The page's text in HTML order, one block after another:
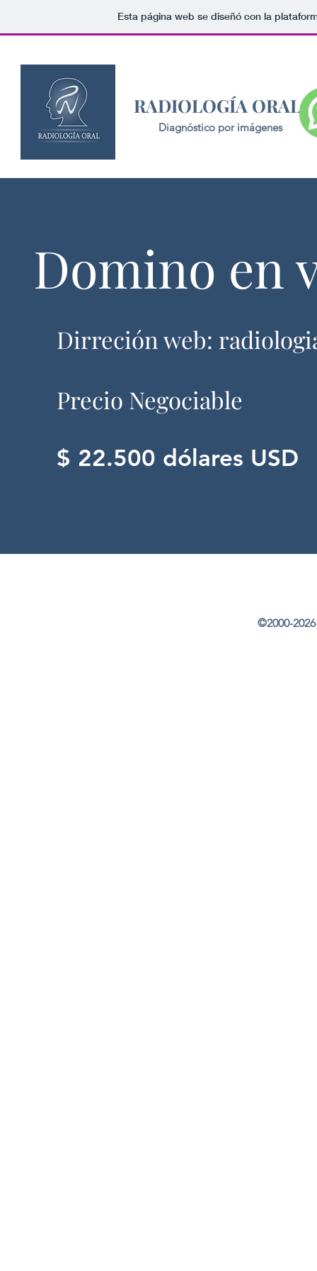
Esta página web se diseñó con la
RADIOLOGÍA ORAL
Diagnóstico por imágenes
Domino en
Dirreción web:
Precio Negociable
$ 22.500 dólares USD
©2000-